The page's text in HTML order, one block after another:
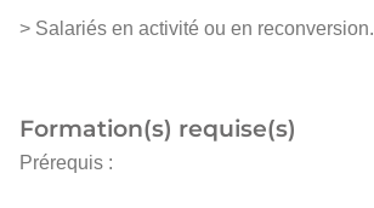
> Salariés en activité ou en reconversion.
Formation(s) requise(s)
Prérequis :